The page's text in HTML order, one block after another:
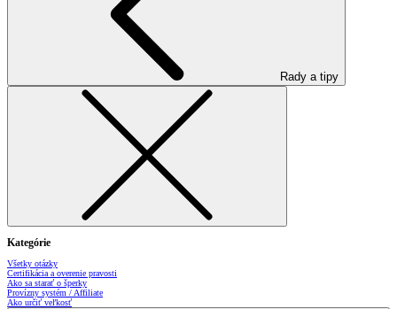
Rady a tipy
Kategórie
Všetky otázky
Certifikácia a overenie pravosti
Ako sa starať o šperky
Provízny systém / Affiliate
Ako určiť veľkosť